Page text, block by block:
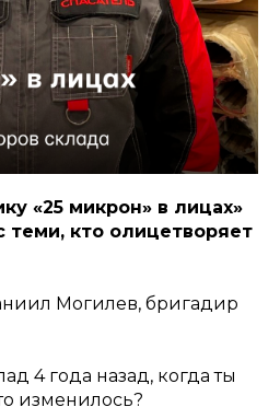
«25 микрон» в лицах»
кто олицетворяет
Могилев, бригадир
4 года назад, когда ты
изменилось?